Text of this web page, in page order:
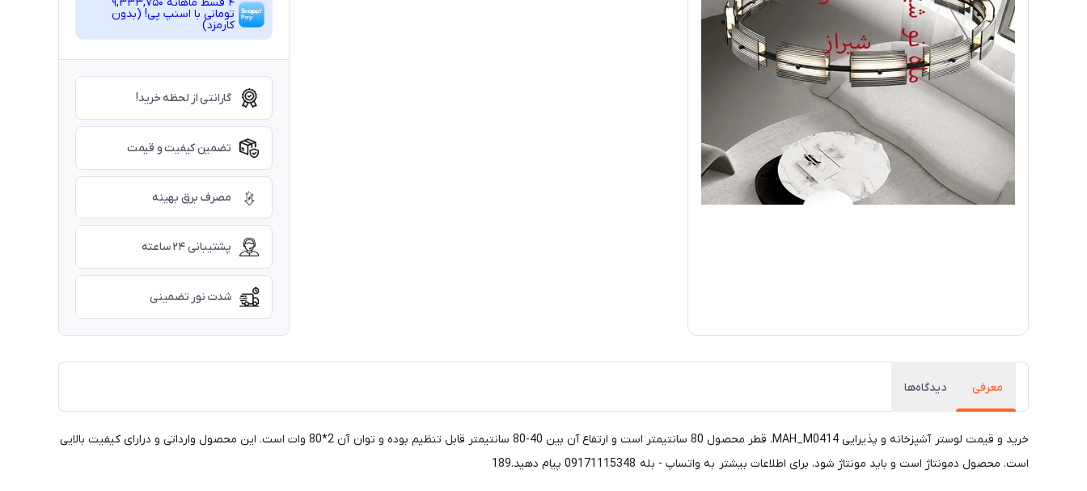
تومانی با اسنپ ‌پی! (بدون
کارمزد)
گارانتی از لحظه خرید!
تضمین کیفیت و قیمت
مصرف برق بهینه
پشتیبانی ۲۴ ساعته
شدت نور تضمینی
معرفی دیدگاه‌ها
خرید و قیمت لوستر آشپزخانه و پذیرایی MAH_M0414. قطر محصول 80 سانتیمتر است و ارتفاع آن بین 40-80 سانتیمتر قابل تنظیم بوده و توان آن 2*80 وات است. این محصول وارداتی و درارای کیفیت بالایی
است. محصول دمونتاژ است و باید مونتاژ شود. برای اطلاعات بیشتر به واتساپ - بله 09171115348 پیام دهید.189